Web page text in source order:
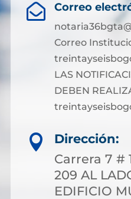
 Correo
Correo
LAS
DEBEN

Dirección:
Carrera 7 #
209 AL
EDIFICIO